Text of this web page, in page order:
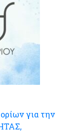
για την